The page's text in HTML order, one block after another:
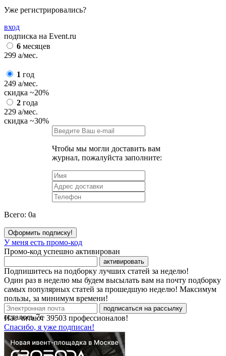
Уже регистрировались?
вход
подписка на Event.ru
6 месяцев
299 a/мес.
1 год
249 a/мес.
скидка ~20%
2 года
229 a/мес.
скидка ~30%
Чтобы мы могли доставить вам
журнал, пожалуйста заполните:
Всего: 0a
Оформить подписку!
У меня есть промо-код
Промо-код успешно активирован
активировать
Подпишитесь на подборку лучших статей за неделю!
Один раз в неделю мы будем высылать вам на почту подборку
самых популярных статей за прошедшую неделю! Максимум
пользы, за минимум времени!
подписаться на рассылку
Нас читают 39503 профессионалов!
Спасибо, я уже подписан!
осталось7с